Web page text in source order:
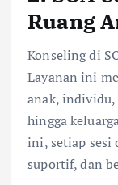
Ruang
Konseling di
Layanan ini
anak, individu,
hingga
ini, setiap sesi
suportif, dan